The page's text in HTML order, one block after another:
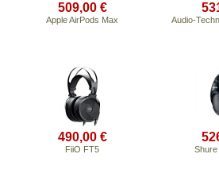
509,00 €
Apple AirPods Max Audio-
490,00 €
FiiO FT5